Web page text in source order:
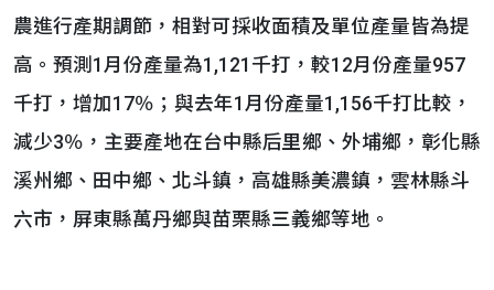
農進行產期調節，相對可採收面積及單位產量皆為提
高。預測1月份產量為1,121千打，較12月份產量957
千打，增加17％；與去年1月份產量1,156千打比較，
減少3％，主要產地在台中縣后里鄉、外埔鄉，彰化縣
溪州鄉、田中鄉、北斗鎮，高雄縣美濃鎮，雲林縣斗
六市，屏東縣萬丹鄉與苗栗縣三義鄉等地。